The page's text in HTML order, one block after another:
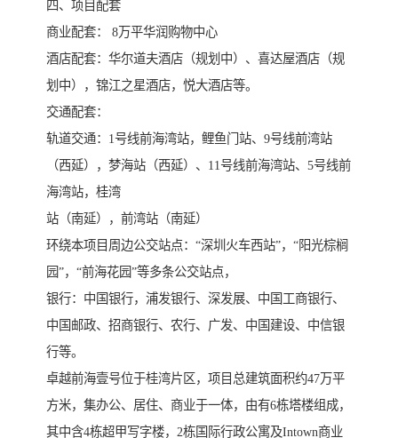
四、项目配套
商业配套： 8万平华润购物中心
酒店配套：华尔道夫酒店（规划中）、喜达屋酒店（规
划中），锦江之星酒店，悦大酒店等。
交通配套：
轨道交通：1号线前海湾站，鲤鱼门站、9号线前湾站
（西延），梦海站（西延）、11号线前海湾站、5号线前
海湾站，桂湾
站（南延），前湾站（南延）
环绕本项目周边公交站点：“深圳火车西站”，“阳光棕榈
园”，“前海花园”等多条公交站点，
银行：中国银行，浦发银行、深发展、中国工商银行、
中国邮政、招商银行、农行、广发、中国建设、中信银
行等。
卓越前海壹号位于桂湾片区，项目总建筑面积约47万平
方米，集办公、居住、商业于一体，由有6栋塔楼组成，
其中含4栋超甲写字楼，2栋国际行政公寓及Intown商业